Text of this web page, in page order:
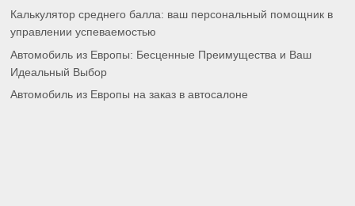
Калькулятор среднего балла: ваш персональный помощник в
управлении успеваемостью
Автомобиль из Европы: Бесценные Преимущества и Ваш
Идеальный Выбор
Автомобиль из Европы на заказ в автосалоне